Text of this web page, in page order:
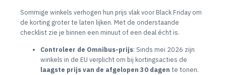
Sommige winkels verhogen hun prijs vlak voor Black Friday om
de korting groter te laten lijken. Met de onderstaande
checklist zie je binnen een minuut of een deal écht is.
Controleer de Omnibus-prijs: Sinds mei 2026 zijn
winkels in de EU verplicht om bij kortingsacties de
laagste prijs van de afgelopen 30 dagen te tonen.